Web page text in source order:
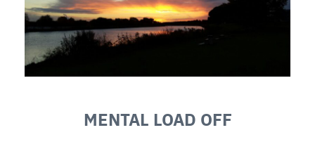
MENTAL LOAD OFF